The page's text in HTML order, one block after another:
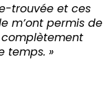
trouvée et ces
m’ont permis de
temps. »